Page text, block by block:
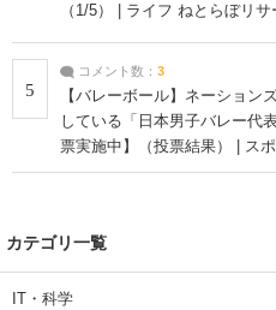
（1/5） | ライフ ねとらぼリサ
5
コメント数： 3
【バレーボール】ネーション
している「日本男子バレー代
票実施中】（投票結果） | ス
カテゴリ一覧
IT・科学